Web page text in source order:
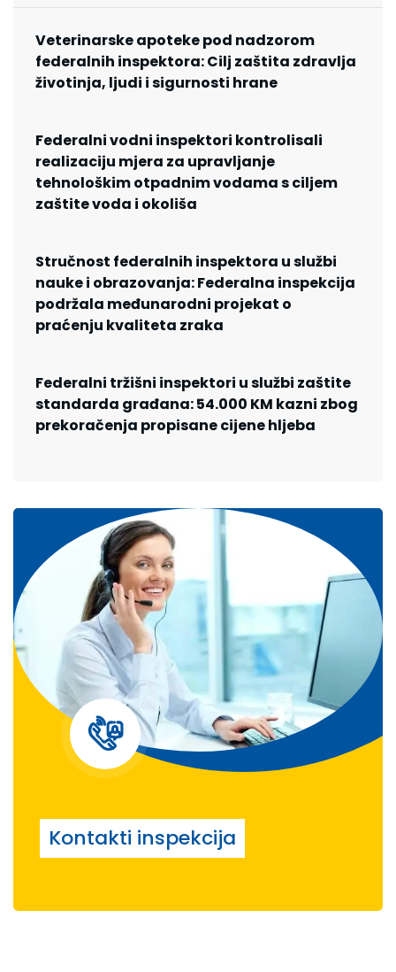
Veterinarske apoteke pod nadzorom
federalnih inspektora: Cilj zaštita zdravlja
životinja, ljudi i sigurnosti hrane
Federalni vodni inspektori kontrolisali
realizaciju mjera za upravljanje
tehnološkim otpadnim vodama s ciljem
zaštite voda i okoliša
Stručnost federalnih inspektora u službi
nauke i obrazovanja: Federalna inspekcija
podržala međunarodni projekat o
praćenju kvaliteta zraka
Federalni tržišni inspektori u službi zaštite
standarda građana: 54.000 KM kazni zbog
prekoračenja propisane cijene hljeba
Kontakti inspekcija